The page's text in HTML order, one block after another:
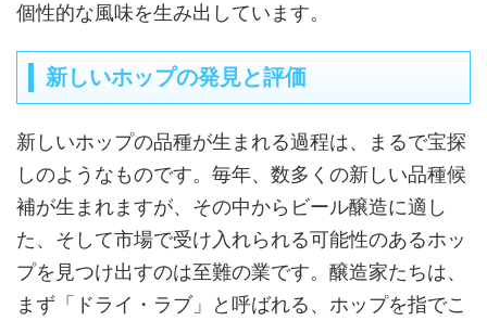
個性的な風味を生み出しています。
新しいホップの発見と評価
新しいホップの品種が生まれる過程は、まるで宝探
しのようなものです。毎年、数多くの新しい品種候
補が生まれますが、その中からビール醸造に適し
た、そして市場で受け入れられる可能性のあるホッ
プを見つけ出すのは至難の業です。醸造家たちは、
まず「ドライ・ラブ」と呼ばれる、ホップを指でこ